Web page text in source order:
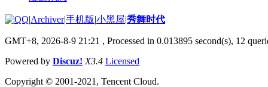
|Archiver|手机版|小黑屋|秀舞时代
GMT+8, 2026-8-9 21:21 , Processed in 0.013895 second(s), 12
Powered by Discuz! X3.4 Licensed
Copyright © 2001-2021, Tencent Cloud.